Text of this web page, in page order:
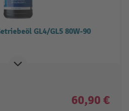
GL4/GL5 80W-90
60,90 €